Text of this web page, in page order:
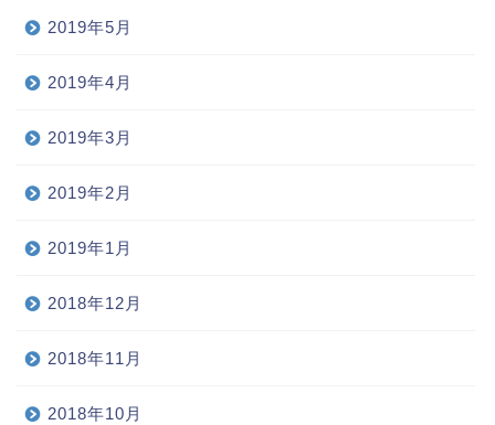
2019年5月
2019年4月
2019年3月
2019年2月
2019年1月
2018年12月
2018年11月
2018年10月